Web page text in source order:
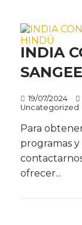
INDIA
19/07/2024
Uncategorized
Para
programas
ofrecer...